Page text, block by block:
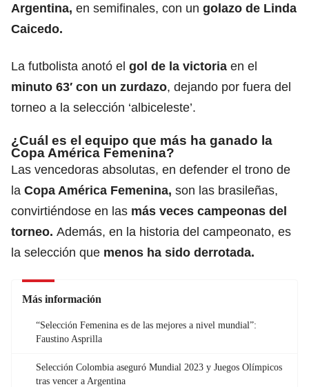
Argentina, en semifinales, con un golazo de Linda
Caicedo.
La futbolista anotó el gol de la victoria en el
minuto 63′ con un zurdazo, dejando por fuera del
torneo a la selección ‘albiceleste’.
¿Cuál es el equipo que más ha ganado la
Copa América Femenina?
Las vencedoras absolutas, en defender el trono de
la Copa América Femenina, son las brasileñas,
convirtiéndose en las más veces campeonas del
torneo. Además, en la historia del campeonato, es
la selección que menos ha sido derrotada.
Más información
“Selección Femenina es de las mejores a nivel mundial”:
Faustino Asprilla
Selección Colombia aseguró Mundial 2023 y Juegos Olímpicos
tras vencer a Argentina